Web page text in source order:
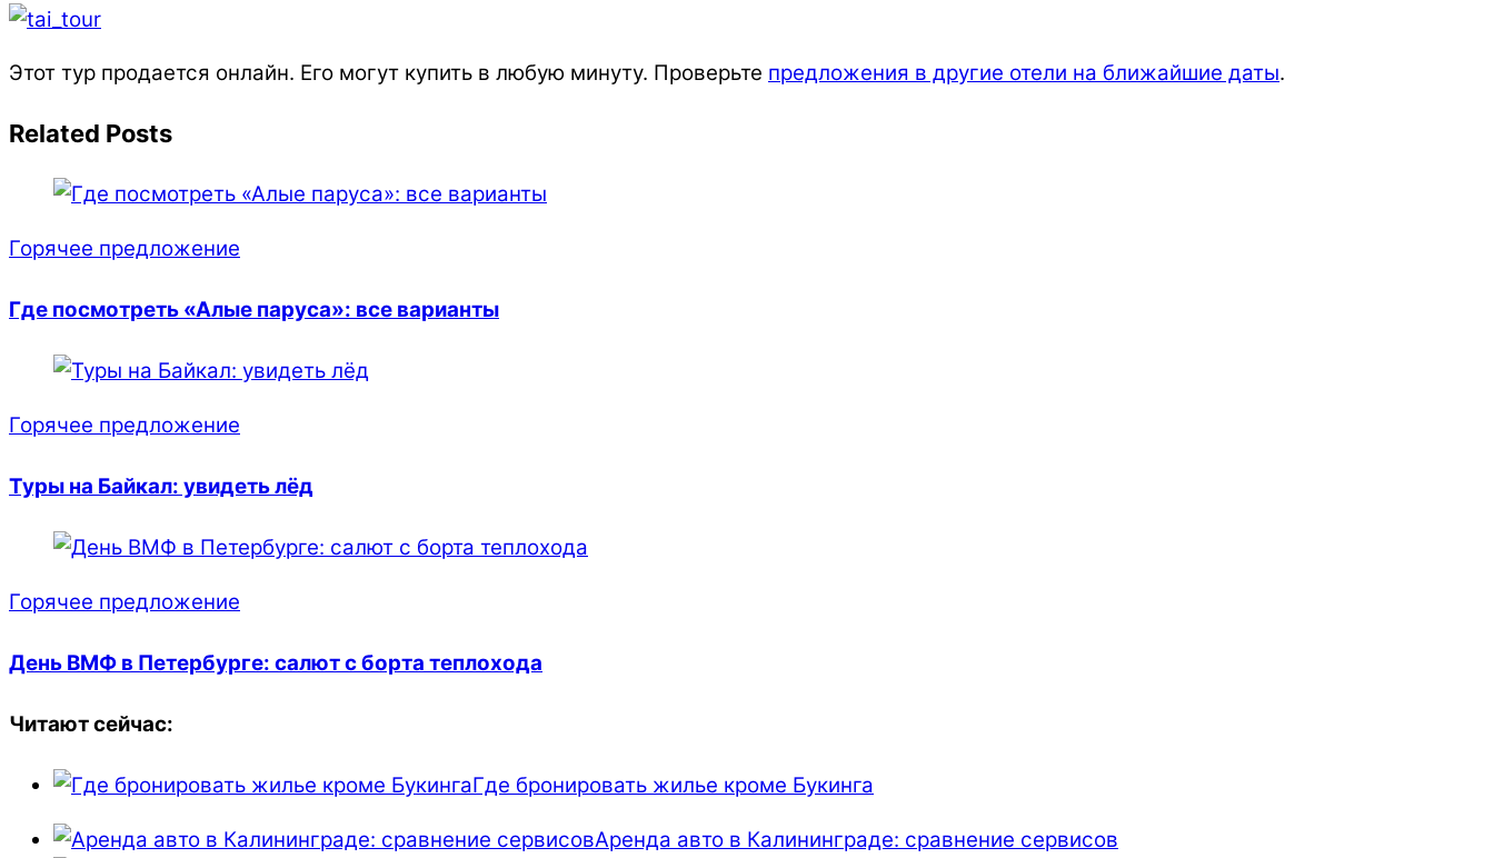
Этот тур продается онлайн. Его могут купить в любую минуту. Проверьте предложения в другие отели на ближайшие даты.
Related Posts
Горячее предложение
Где посмотреть «Алые паруса»: все варианты
Горячее предложение
Туры на Байкал: увидеть лёд
Горячее предложение
День ВМФ в Петербурге: салют с борта теплохода
Читают сейчас:
Где бронировать жилье кроме Букинга
Аренда авто в Калининграде: сравнение сервисов